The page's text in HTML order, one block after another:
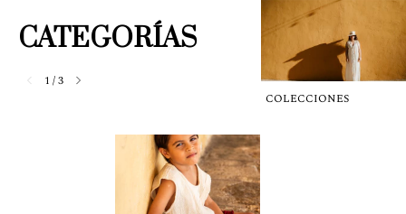
CATEGORÍAS
1 /3
COLECCIONES